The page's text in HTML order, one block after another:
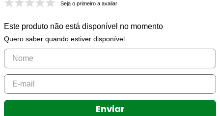
Seja o primeiro a avaliar
Este produto não está disponível no momento
Quero saber quando estiver disponível
Enviar